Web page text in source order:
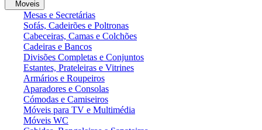
Moveis
Mesas e Secretárias
Sofás, Cadeirões e Poltronas
Cabeceiras, Camas e Colchões
Cadeiras e Bancos
Divisões Completas e Conjuntos
Estantes, Prateleiras e Vitrines
Armários e Roupeiros
Aparadores e Consolas
Cómodas e Camiseiros
Móveis para TV e Multimédia
Móveis WC